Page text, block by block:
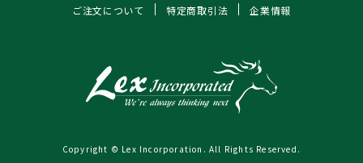
ご注文について 特定商取引法 企業情報
Copyright © Lex Incorporation. All Rights Reserved.